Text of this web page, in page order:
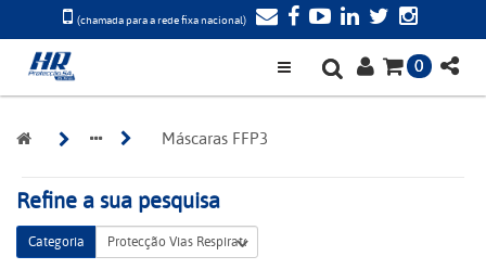
(chamada para a rede fixa nacional)
0
Máscaras FFP3
Refine a sua pesquisa
Categoria